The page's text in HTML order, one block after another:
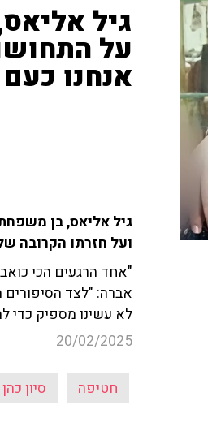
גיל
על
אנחנו
גיל אליאס, בן
ועל חזרתו הקרובה
"אחד הרגעים הכי
אברה: "לצד הסיפורים
לא עשינו מספיק כדי
20/02/2025
חטיפה סיון כהן